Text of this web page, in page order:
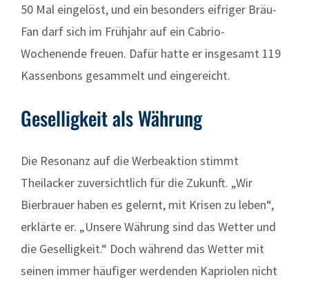
50 Mal eingelöst, und ein besonders eifriger Bräu-
Fan darf sich im Frühjahr auf ein Cabrio-
Wochenende freuen. Dafür hatte er insgesamt 119
Kassenbons gesammelt und eingereicht.
Geselligkeit als Währung
Die Resonanz auf die Werbeaktion stimmt
Theilacker zuversichtlich für die Zukunft. „Wir
Bierbrauer haben es gelernt, mit Krisen zu leben“,
erklärte er. „Unsere Währung sind das Wetter und
die Geselligkeit.“ Doch während das Wetter mit
seinen immer häufiger werdenden Kapriolen nicht